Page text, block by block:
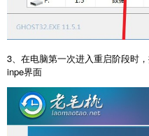
3、在电脑第一次进入重启阶段时
inpe界面